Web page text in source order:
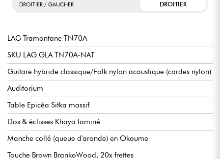
DROITIER / GAUCHER DROITIER
LAG Tramontane TN70A
SKU LAG GLA TN70A-NAT
Guitare hybride classique/Folk nylon acoustique (cordes nylon)
Auditorium
Table Epicéa Sitka massif
Dos & éclisses Khaya laminé
Manche collé (queue d'aronde) en Okoume
Touche Brown BrankoWood, 20x frettes